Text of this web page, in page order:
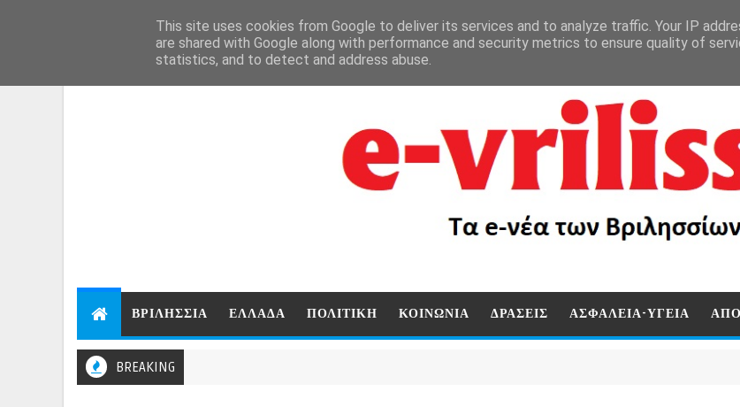
ΒΡΙΛΗΣΣΙΑ ΕΛΛΑΔΑ ΠΟΛΙΤΙΚΗ ΚΟΙΝΩΝΙΑ ΔΡΑΣΕΙΣ ΑΣΦΑΛΕΙΑ-ΥΓΕΙΑ
BREAKING
This site uses cookies from Google to deliver its services and to analyze traffic. Your IP
are shared with Google along with performance and security metrics to ensure quality of
statistics, and to detect and address abuse.